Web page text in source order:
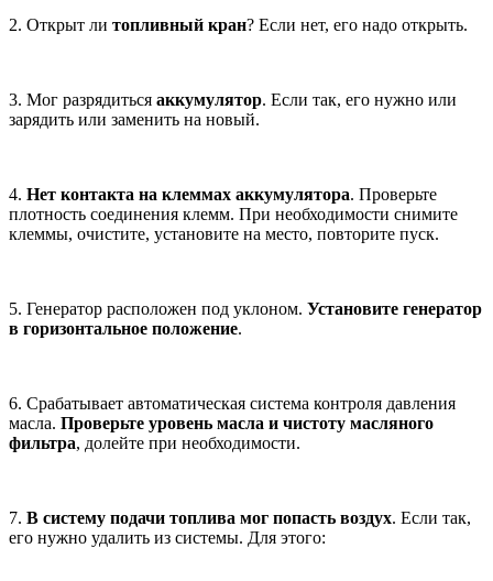
2. Открыт ли топливный кран? Если нет, его надо открыть.
3. Мог разрядиться аккумулятор. Если так, его нужно или
зарядить или заменить на новый.
4. Нет контакта на клеммах аккумулятора. Проверьте
плотность соединения клемм. При необходимости снимите
клеммы, очистите, установите на место, повторите пуск.
5. Генератор расположен под уклоном. Установите генератор
в горизонтальное положение.
6. Срабатывает автоматическая система контроля давления
масла. Проверьте уровень масла и чистоту масляного
фильтра, долейте при необходимости.
7. В систему подачи топлива мог попасть воздух. Если так,
его нужно удалить из системы. Для этого: